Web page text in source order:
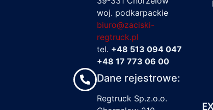
woj. podkarpackie
biuro@zaciski-
regtruck.pl
tel. +48 513 094 047
+48 17 773 06 00
Dane rejestrowe:
Regtruck Sp.z.o.o.